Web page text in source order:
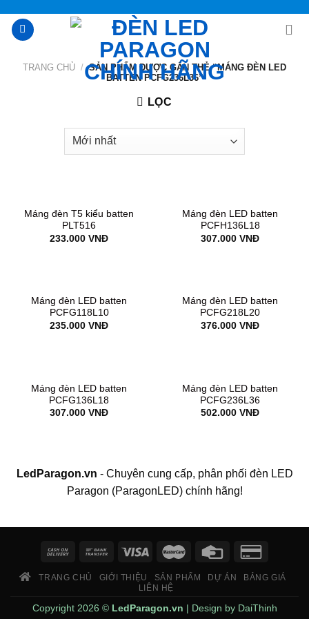
content
TRANG CHỦ / SẢN PHẨM ĐƯỢC GẮN THẺ “MÁNG ĐÈN LED
BATTEN PCFG236L36”
LỌC
Máng đèn T5 kiểu batten
PLT516
233.000 VNĐ
Máng đèn LED batten
PCFH136L18
307.000 VNĐ
Máng đèn LED batten
PCFG118L10
235.000 VNĐ
Máng đèn LED batten
PCFG218L20
376.000 VNĐ
Máng đèn LED batten
PCFG136L18
307.000 VNĐ
Máng đèn LED batten
PCFG236L36
502.000 VNĐ
LedParagon.vn - Chuyên cung cấp, phân phối đèn LED
Paragon (ParagonLED) chính hãng!
TRANG CHỦ GIỚI THIỆU SẢN PHẨM DỰ ÁN
BẢNG GIÁ
LIÊN HỆ
Copyright 2026 © LedParagon.vn | Design by DaiThinh